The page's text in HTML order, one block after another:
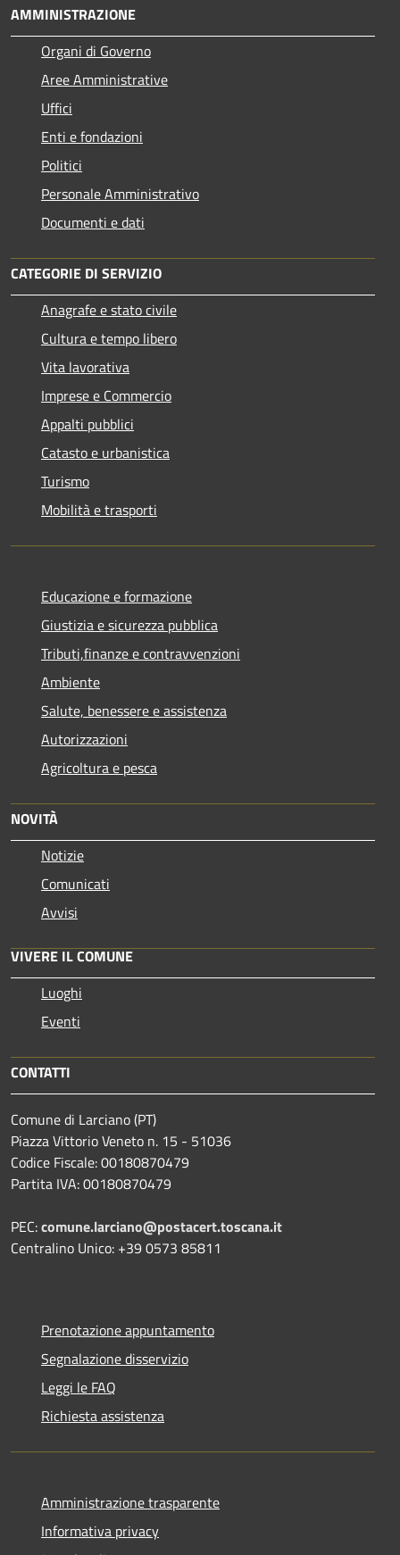
AMMINISTRAZIONE
Organi di Governo
Aree Amministrative
Uffici
Enti e fondazioni
Politici
Personale Amministrativo
Documenti e dati
CATEGORIE DI SERVIZIO
Anagrafe e stato civile
Cultura e tempo libero
Vita lavorativa
Imprese e Commercio
Appalti pubblici
Catasto e urbanistica
Turismo
Mobilità e trasporti
Educazione e formazione
Giustizia e sicurezza pubblica
Tributi,finanze e contravvenzioni
Ambiente
Salute, benessere e assistenza
Autorizzazioni
Agricoltura e pesca
NOVITÀ
Notizie
Comunicati
Avvisi
VIVERE IL COMUNE
Luoghi
Eventi
CONTATTI
Comune di Larciano (PT)
Piazza Vittorio Veneto n. 15 - 51036
Codice Fiscale: 00180870479
Partita IVA: 00180870479
PEC:comune.larciano@postacert.toscana.it
Centralino Unico: +39 0573 85811
Prenotazione appuntamento
Segnalazione disservizio
Leggi le FAQ
Richiesta assistenza
Amministrazione trasparente
Informativa privacy